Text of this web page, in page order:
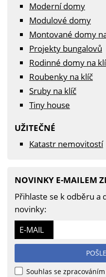
Moderní domy
Modulové domy
Montované domy
Projekty bungalovů
Rodinné domy na
Roubenky na klíč
Sruby na klíč
Tiny house
UŽITEČNÉ
Katastr nemovitostí
NOVINKY E-MAILEM
Přihlaste se k odběru a
novinky:
E-MAIL
Souhlas se